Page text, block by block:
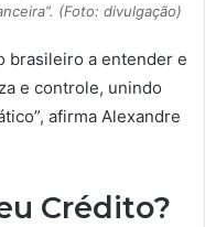
(Foto: divulgação)
brasileiro a entender e
e controle, unindo
afirma Alexandre
Crédito?